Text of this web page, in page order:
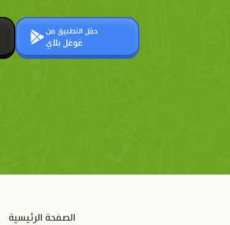
حمّل التطبيق من
غوغل بلاي
الصفحة الرئيسية